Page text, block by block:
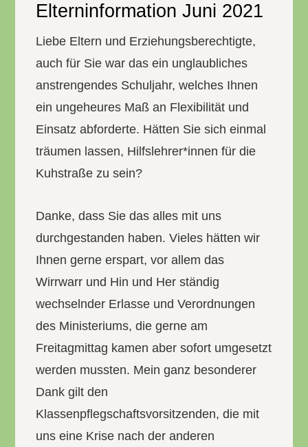
Elterninformation Juni 2021
Liebe Eltern und Erziehungsberechtigte,
auch für Sie war das ein unglaubliches
anstrengendes Schuljahr, welches Ihnen
ein ungeheures Maß an Flexibilität und
Einsatz abforderte. Hätten Sie sich einmal
träumen lassen, Hilfslehrer*innen für die
Kuhstraße zu sein?
Danke, dass Sie das alles mit uns
durchgestanden haben. Vieles hätten wir
Ihnen gerne erspart, vor allem das
Wirrwarr und Hin und Her ständig
wechselnder Erlasse und Verordnungen
des Ministeriums, die gerne am
Freitagmittag kamen aber sofort umgesetzt
werden mussten. Mein ganz besonderer
Dank gilt den
Klassenpflegschaftsvorsitzenden, die mit
uns eine Krise nach der anderen